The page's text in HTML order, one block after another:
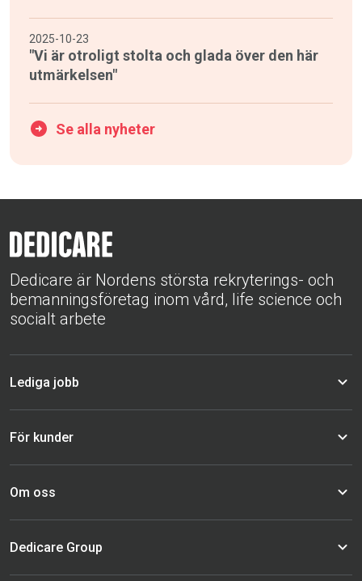
2025-10-23
"Vi är otroligt stolta och glada över den här
utmärkelsen"
Se alla nyheter
Dedicare är Nordens största rekryterings- och
bemanningsföretag inom vård, life science och
socialt arbete
Lediga jobb
För kunder
Om oss
Dedicare Group